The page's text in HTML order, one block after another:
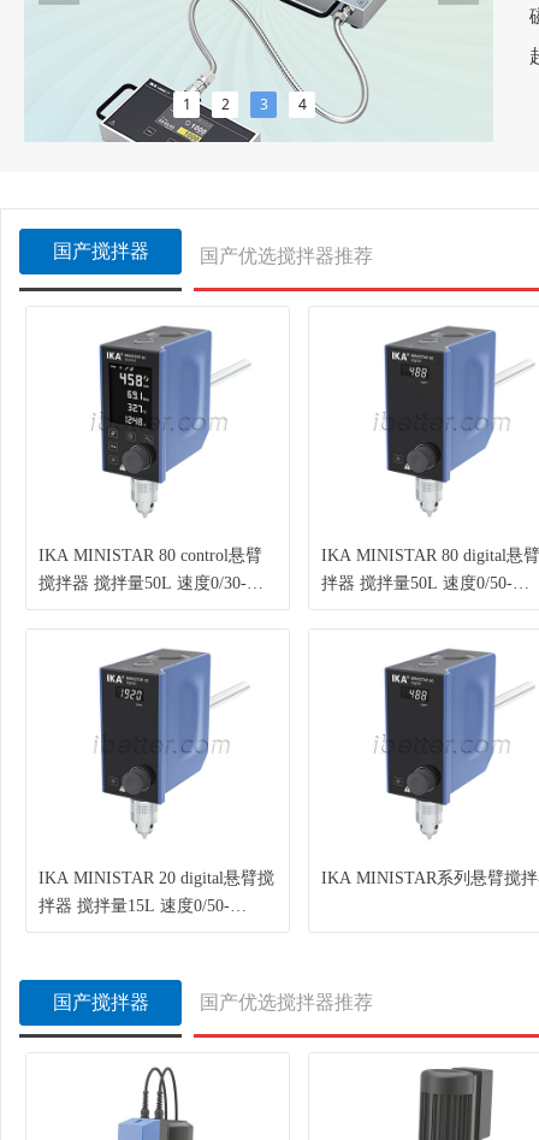
1 2 3 4
国产搅拌器 国产优选搅拌器推荐
国产搅拌器 国产优选搅拌器推荐
IKA MINISTAR 80 control悬臂
搅拌器 搅拌量50L 速度0/30-
500rpm 货号0025005084
IKA MINISTAR 80 digital悬
拌器 搅拌量50L 速度0/50-
500rpm 货号0025006583
IKA MINISTAR 20 digital悬臂搅
拌器 搅拌量15L 速度0/50-
2000rpm 货号0025006567
IKA MINISTAR系列悬臂搅